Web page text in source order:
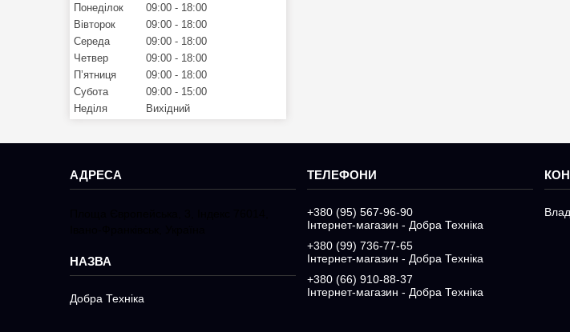
Понеділок 09:00
18:00
Вівторок
09:00
18:00
Середа
09:00
18:00
Четвер
09:00
18:00
Пʼятниця
09:00
18:00
Субота
09:00
15:00
Неділя
Вихідний
Добра Техніка
+380 (95) 567-96-90
Інтернет-магазин - Добра Техніка
+380 (99) 736-77-65
Інтернет-магазин - Добра Техніка
+380 (66) 910-88-37
Інтернет-магазин - Добра Техніка